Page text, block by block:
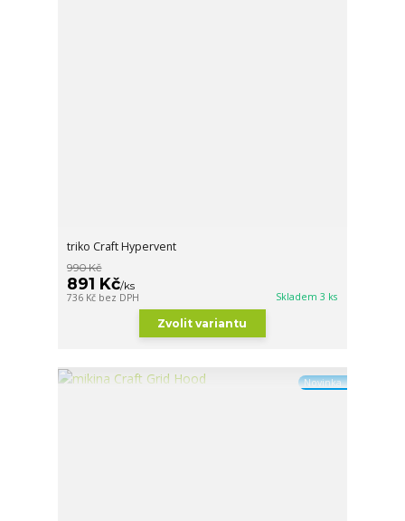
triko Craft Hypervent
990 Kč
891 Kč/ks
736 Kč bez DPH Skladem 3 ks
Zvolit variantu
Novinka